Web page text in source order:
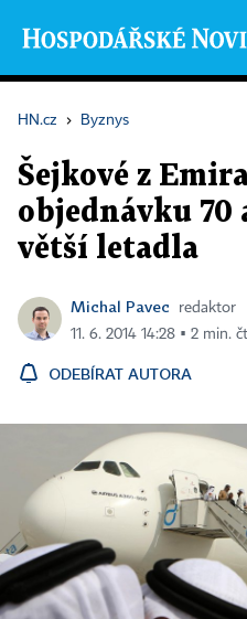
HN.cz › Byznys
Šejkové z
objednávku
větší letadla
Michal Pavec
redaktor
11. 6. 2014 14:28 ▪ 2 min.
ODEBÍRAT AUTORA